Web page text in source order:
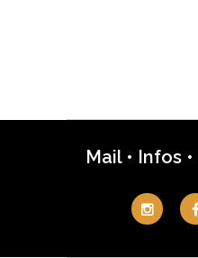
Mail • Infos•